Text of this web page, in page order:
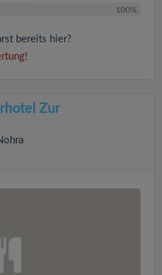
100%
bereits hier?
Zur